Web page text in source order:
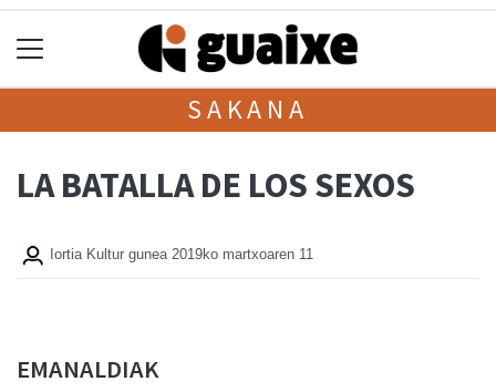
SAKANA
LA BATALLA DE LOS SEXOS
Iortia Kultur gunea 2019ko martxoaren 11
EMANALDIAK